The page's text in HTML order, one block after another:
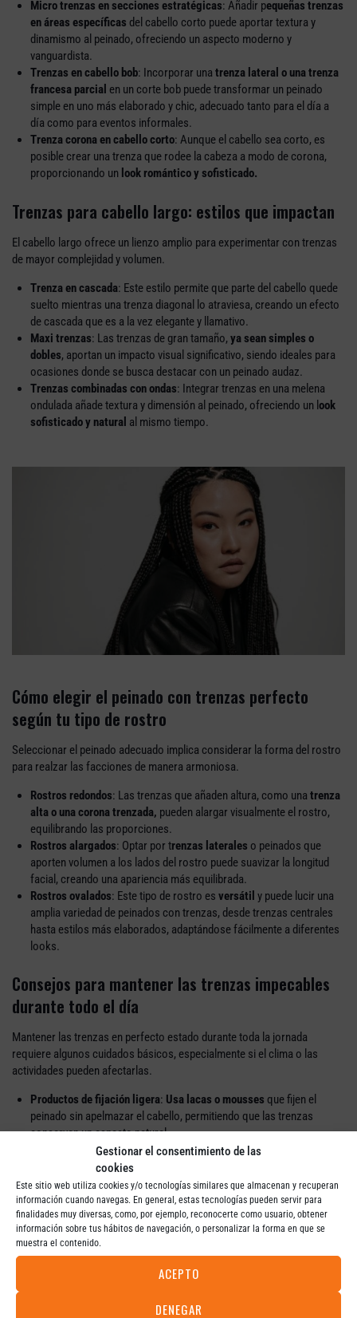
Gestionar el consentimiento de las
cookies
Este sitio web utiliza cookies y/o tecnologías similares que almacenan y recuperan
información cuando navegas. En general, estas tecnologías pueden servir para
finalidades muy diversas, como, por ejemplo, reconocerte como usuario, obtener
información sobre tus hábitos de navegación, o personalizar la forma en que se
muestra el contenido.
ACEPTO
DENEGAR
Micro trenzas en secciones estratégicas: Añadir pequeñas trenzas
en áreas específicas del cabello corto puede aportar textura y
dinamismo al peinado, ofreciendo un aspecto moderno y
vanguardista.
Trenzas en cabello bob: Incorporar una trenza lateral o una trenza
francesa parcial en un corte bob puede transformar un peinado
simple en uno más elaborado y chic, adecuado tanto para el día a
día como para eventos informales.
Trenza corona en cabello corto: Aunque el cabello sea corto, es
posible crear una trenza que rodee la cabeza a modo de corona,
proporcionando un look romántico y sofisticado.
Trenzas para cabello largo: estilos que impactan
El cabello largo ofrece un lienzo amplio para experimentar con trenzas
de mayor complejidad y volumen.
Trenza en cascada: Este estilo permite que parte del cabello quede
suelto mientras una trenza diagonal lo atraviesa, creando un efecto
de cascada que es a la vez elegante y llamativo.
Maxi trenzas: Las trenzas de gran tamaño, ya sean simples o
dobles, aportan un impacto visual significativo, siendo ideales para
ocasiones donde se busca destacar con un peinado audaz.
Trenzas combinadas con ondas: Integrar trenzas en una melena
ondulada añade textura y dimensión al peinado, ofreciendo un l ook
sofisticado y natural al mismo tiempo.
Cómo elegir el peinado con trenzas perfecto
según tu tipo de rostro
Seleccionar el peinado adecuado implica considerar la forma del rostro
para realzar las facciones de manera armoniosa.
Rostros redondos: Las trenzas que añaden altura, como una trenza
alta o una corona trenzada, pueden alargar visualmente el rostro,
equilibrando las proporciones.
Rostros alargados: Optar por trenzas laterales o peinados que
aporten volumen a los lados del rostro puede suavizar la longitud
facial, creando una apariencia más equilibrada.
Rostros ovalados: Este tipo de rostro es versátil y puede lucir una
amplia variedad de peinados con trenzas, desde trenzas centrales
hasta estilos más elaborados, adaptándose fácilmente a diferentes
looks.
Consejos para mantener las trenzas impecables
durante todo el día
Mantener las trenzas en perfecto estado durante toda la jornada
requiere algunos cuidados básicos, especialmente si el clima o las
actividades pueden afectarlas.
Productos de fijación ligera: Usa lacas o mousses que fijen el
peinado sin apelmazar el cabello, permitiendo que las trenzas
conserven un aspecto natural.
Prevención del frizz: Antes de trenzar,aplica un sérum o aceite
para controlar el encrespamiento y lograr un acabado
pulido.
Preparación previa: Peinar el cabello con una textura ligeramente
ondulada o rizadaayudará a que las trenzas se mantengan en su
lugar durante más tiempo.